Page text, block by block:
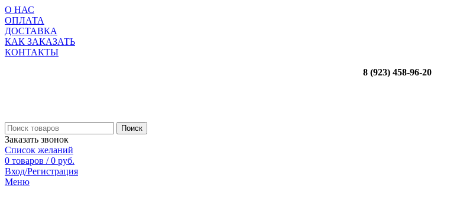
О НАС
ОПЛАТА
ДОСТАВКА
КАК ЗАКАЗАТЬ
КОНТАКТЫ
8 (923) 458-96-20
Поиск
Заказать звонок
Список желаний
0 товаров / 0 руб.
Вход/Регистрация
Меню